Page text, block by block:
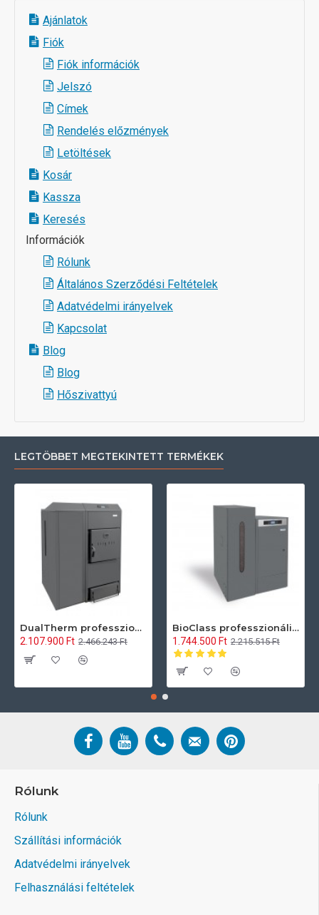
Ajánlatok
Fiók
Fiók információk
Jelszó
Címek
Rendelés előzmények
Letöltések
Kosár
Kassza
Keresés
Információk
Rólunk
Általános Szerződési Feltételek
Adatvédelmi irányelvek
Kapcsolat
Blog
Blog
Hőszivattyú
LEGTÖBBET MEGTEKINTETT TERMÉKEK
DualTherm professzionális pellet, és hasábfa tüzelésű kazán 25 kW
2.107.900 Ft 2.466.243 Ft
BioClass professzionális pellet kazán 25 kW
1.744.500 Ft 2.215.515 Ft
Rólunk
Rólunk
Szállítási információk
Adatvédelmi irányelvek
Felhasználási feltételek